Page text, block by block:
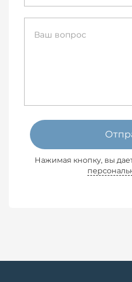
Нажимая кнопку, вы